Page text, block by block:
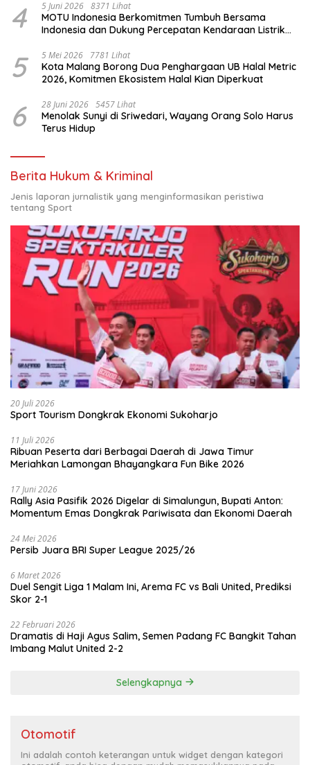
4 5 Juni 2026 8371 Lihat
MOTU Indonesia Berkomitmen Tumbuh Bersama
Indonesia dan Dukung Percepatan Kendaraan Listrik
5 5 Mei 2026 7781 Lihat
Kota Malang Borong Dua Penghargaan UB Halal Metric
2026, Komitmen Ekosistem Halal Kian Diperkuat
6 28 Juni 2026 5457 Lihat
Menolak Sunyi di Sriwedari, Wayang Orang Solo Harus
Terus Hidup
Berita Hukum & Kriminal
Jenis laporan jurnalistik yang menginformasikan peristiwa
tentang Sport
20 Juli 2026
Sport Tourism Dongkrak Ekonomi Sukoharjo
11 Juli 2026
Ribuan Peserta dari Berbagai Daerah di Jawa Timur
Meriahkan Lamongan Bhayangkara Fun Bike 2026
17 Juni 2026
Rally Asia Pasifik 2026 Digelar di Simalungun, Bupati Anton:
Momentum Emas Dongkrak Pariwisata dan Ekonomi Daerah
24 Mei 2026
Persib Juara BRI Super League 2025/26
6 Maret 2026
Duel Sengit Liga 1 Malam Ini, Arema FC vs Bali United, Prediksi
Skor 2-1
22 Februari 2026
Dramatis di Haji Agus Salim, Semen Padang FC Bangkit Tahan
Imbang Malut United 2-2
Selengkapnya
Otomotif
Ini adalah contoh keterangan untuk widget dengan kategori